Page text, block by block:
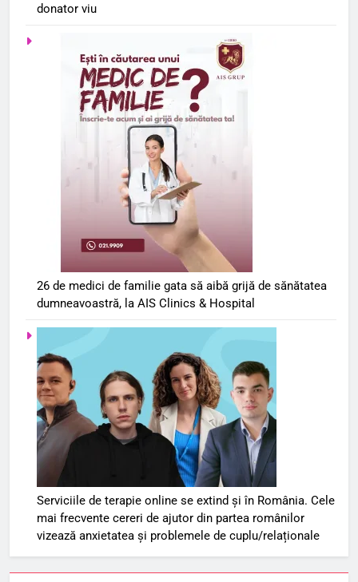
donator viu
26 de medici de familie gata să aibă grijă de sănătatea
dumneavoastră, la AIS Clinics & Hospital
Serviciile de terapie online se extind și în România. Cele
mai frecvente cereri de ajutor din partea românilor
vizează anxietatea și problemele de cuplu/relaționale